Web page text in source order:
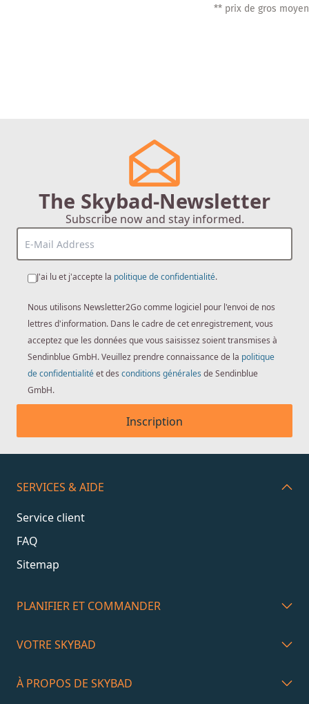
** prix de gros moyen
The Skybad-Newsletter
Subscribe now and stay informed.
J'ai lu et j'accepte la politique de confidentialité.
Nous utilisons Newsletter2Go comme logiciel pour l'envoi de nos
lettres d'information. Dans le cadre de cet enregistrement, vous
acceptez que les données que vous saisissez soient transmises à
Sendinblue GmbH. Veuillez prendre connaissance de la politique
de confidentialitéet des conditions générales de Sendinblue
GmbH.
Inscription
SERVICES & AIDE
Service client
FAQ
Sitemap
PLANIFIER ET COMMANDER
VOTRE SKYBAD
À PROPOS DE SKYBAD